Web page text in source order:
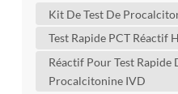
circulation sanguine. ...
Kit De Test De
Test Rapide PCT Réactif
Réactif Pour Test Rapide
Procalcitonine IVD